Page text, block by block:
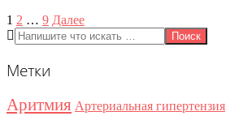
Пагинация
записей
1 2 … 9 Далее
Поиск
Метки
Аритмия Артериальная гипертензия